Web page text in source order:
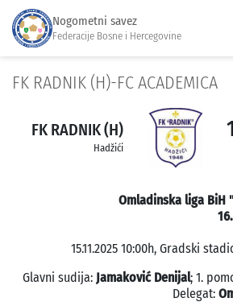
Nogometni savez
Federacije Bosne i Hercegovine
FK RADNIK (H)-FC ACADEMICA
FK RADNIK (H)
Hadžići
Omladinska liga BiH
15.11.2025 10:00h, Gradski
Glavni sudija: Jamaković Denijal; 1.
Delegat: